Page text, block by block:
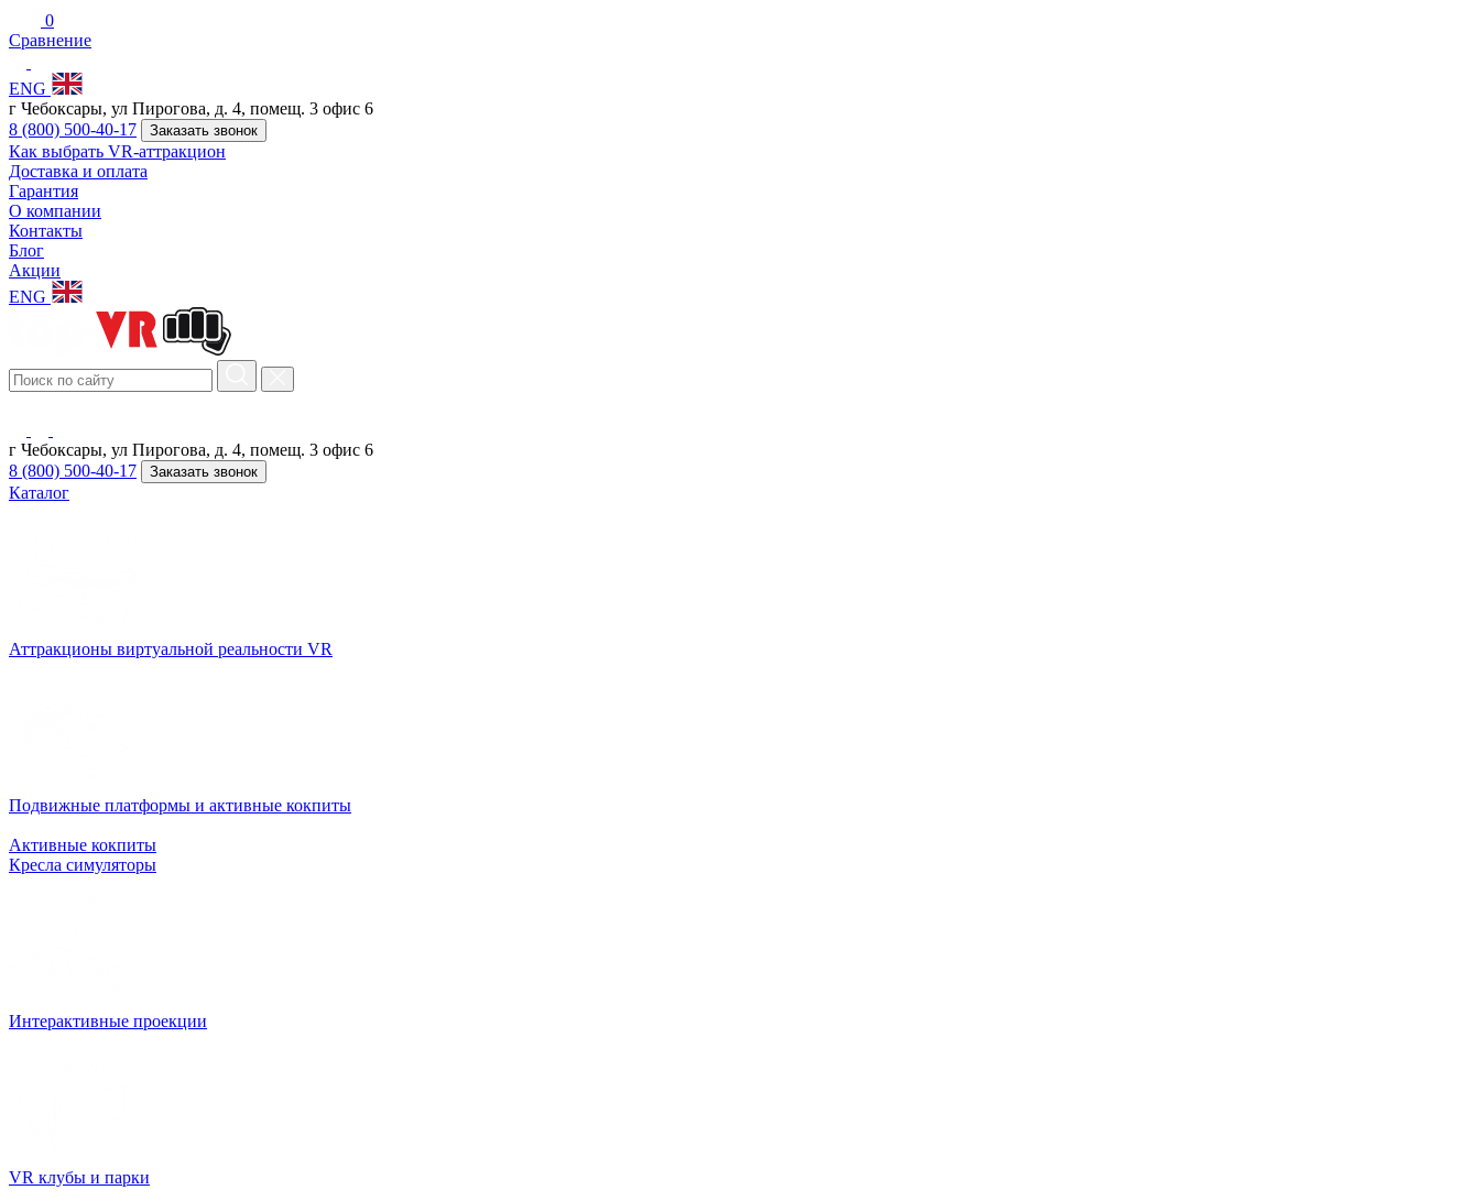
0
Сравнение
ENG
г Чебоксары, ул Пирогова, д. 4, помещ. 3 офис 6
8 (800) 500-40-17
Заказать звонок
Как выбрать VR-аттракцион
Доставка и оплата
Гарантия
О компании
Контакты
Блог
Акции
ENG
г Чебоксары, ул Пирогова, д. 4, помещ. 3 офис 6
8 (800) 500-40-17
Заказать звонок
Каталог
Аттракционы виртуальной реальности VR
Подвижные платформы и активные кокпиты
Активные кокпиты
Кресла симуляторы
Интерактивные проекции
VR клубы и парки